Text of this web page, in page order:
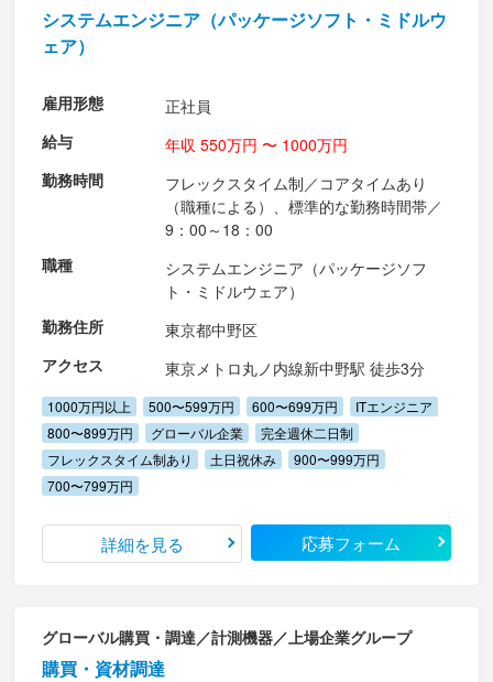
システムエンジニア（パッケージソフト・ミドルウ
ェア）
雇用形態
正社員
給与
年収 550万円 〜 1000万円
勤務時間
フレックスタイム制／コアタイムあり
（職種による）、標準的な勤務時間帯／
9：00～18：00
職種
システムエンジニア（パッケージソフ
ト・ミドルウェア）
勤務住所
東京都中野区
アクセス
東京メトロ丸ノ内線新中野駅 徒歩3分
1000万円以上 500〜599万円 600〜699万円
ITエンジニア
800〜899万円
グローバル企業
完全週休二日制
フレックスタイム制あり
土日祝休み
900〜999万円
700〜799万円
詳細を見る 応募フォーム
グローバル購買・調達／計測機器／上場企業グループ
購買・資材調達